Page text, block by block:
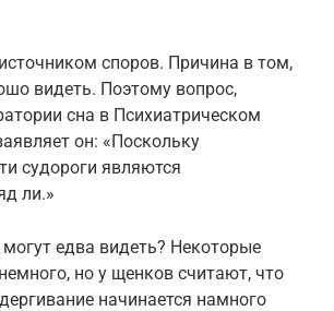
споров. Причина в том,
видеть. Поэтому вопрос,
сна в Психиатрическом
он: «Поскольку
судороги являются
ли.»
едва видеть? Некоторые
но у щенков считают, что
начинается намного